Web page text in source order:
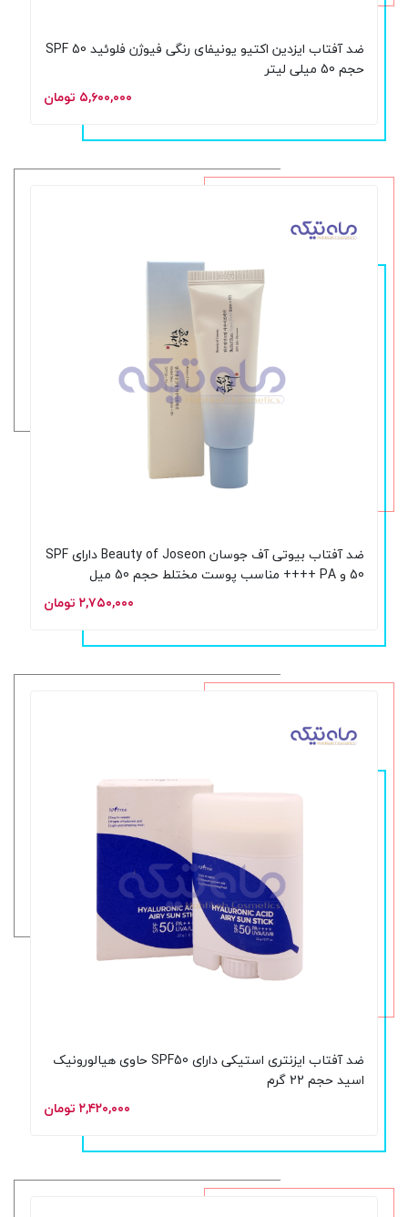
ضد آفتاب ایزدین اکتیو یونیفای رنگی فیوژن فلوئید SPF 50
حجم 50 میلی لیتر
۵,۶۰۰,۰۰۰ تومان
ضد آفتاب بیوتی آف جوسان Beauty of Joseon دارای SPF
50 و PA ++++ مناسب پوست مختلط حجم 50 میل
۲,۷۵۰,۰۰۰ تومان
ضد آفتاب ایزنتری استیکی دارای SPF50 حاوی هیالورونیک
اسید حجم 22 گرم
۲,۴۲۰,۰۰۰ تومان